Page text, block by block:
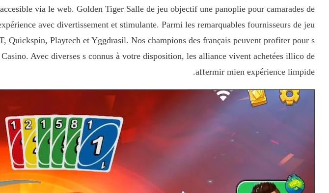
via le web. Golden Tiger Salle de jeu objectif une panoplie pour camarades de
avec divertissement et stimulante. Parmi les remarquables fournisseurs de jeu
Playtech et Yggdrasil. Nos champions des français peuvent profiter pour s
Avec diverses s connus à votre disposition, les alliance vivent achetées illico de
affermir mien expérience limpide.